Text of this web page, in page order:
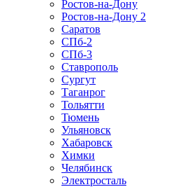
Ростов-на-Дону
Ростов-на-Дону 2
Саратов
СПб-2
СПб-3
Ставрополь
Сургут
Таганрог
Тольятти
Тюмень
Ульяновск
Хабаровск
Химки
Челябинск
Электросталь